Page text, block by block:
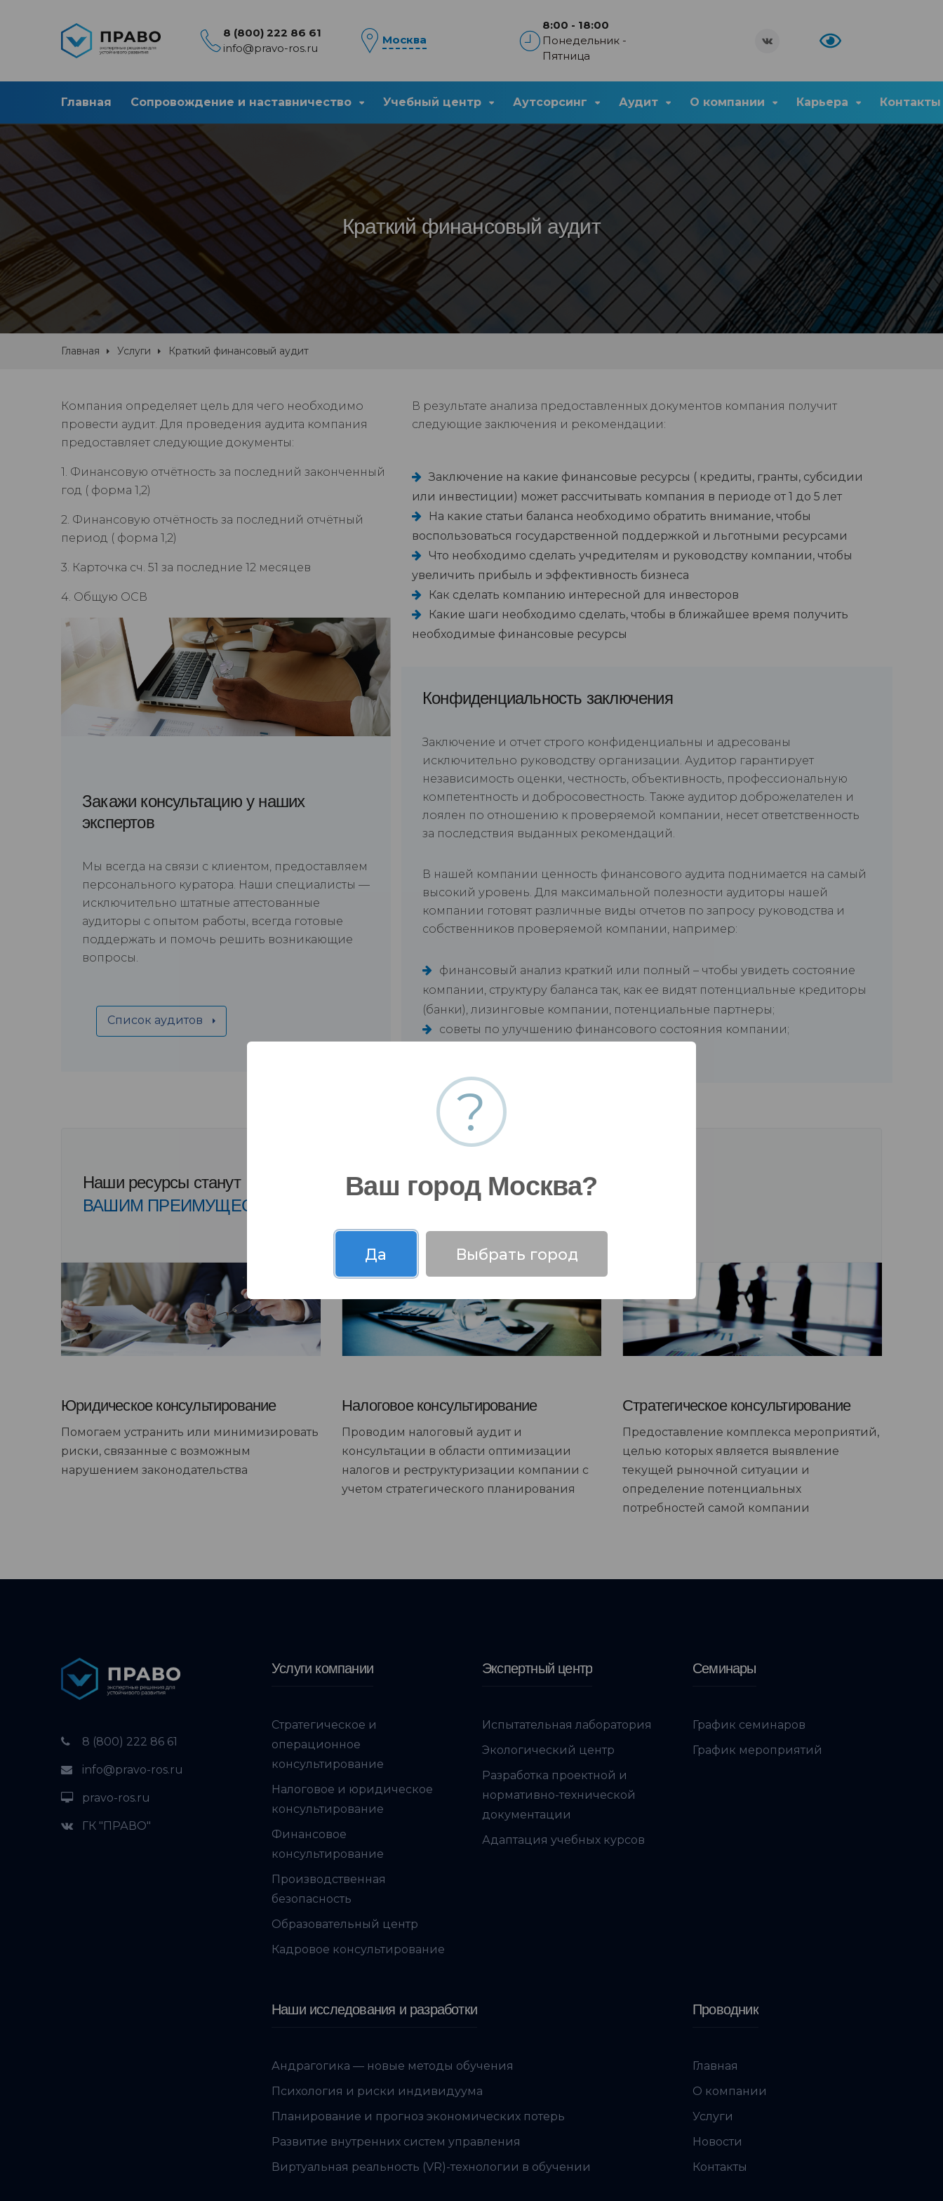
8 (800) 222 86 61
info@pravo-ros.ru
Москва
8:00 - 18:00
Понедельник -
Пятница
Главная Сопровождение и наставничество Учебный центр Аутсорсинг Аудит О компании Карьера Контакты
Краткий финансовый аудит
Главная Услуги Краткий финансовый аудит
Компания определяет цель для чего необходимо
провести аудит. Для проведения аудита компания
предоставляет следующие документы:
1. Финансовую отчётность за последний законченный
год ( форма 1,2)
2. Финансовую отчётность за последний отчётный
период ( форма 1,2)
3. Карточка сч. 51 за последние 12 месяцев
4. Общую ОСВ
Закажи консультацию у наших
экспертов
Мы всегда на связи с клиентом, предоставляем
персонального куратора. Наши специалисты —
исключительно штатные аттестованные
аудиторы с опытом работы, всегда готовые
поддержать и помочь решить возникающие
вопросы.
Список аудитов
В результате анализа предоставленных документов компания получит
следующие заключения и рекомендации:
Заключение на какие финансовые ресурсы ( кредиты, гранты, субсидии
или инвестиции) может рассчитывать компания в периоде от 1 до 5 лет
На какие статьи баланса необходимо обратить внимание, чтобы
воспользоваться государственной поддержкой и льготными ресурсами
Что необходимо сделать учредителям и руководству компании, чтобы
увеличить прибыль и эффективность бизнеса
Как сделать компанию интересной для инвесторов
Какие шаги необходимо сделать, чтобы в ближайшее время получить
необходимые финансовые ресурсы
Конфиденциальность заключения
Заключение и отчет строго конфиденциальны и адресованы
исключительно руководству организации. Аудитор гарантирует
независимость оценки, честность, объективность, профессиональную
компетентность и добросовестность. Также аудитор доброжелателен и
лоялен по отношению к проверяемой компании, несет ответственность
за последствия выданных рекомендаций.
В нашей компании ценность финансового аудита поднимается на самый
высокий уровень. Для максимальной полезности аудиторы нашей
компании готовят различные виды отчетов по запросу руководства и
собственников проверяемой компании, например:
финансовый анализ краткий или полный – чтобы увидеть состояние
компании, структуру баланса так, как ее видят потенциальные кредиторы
(банки), лизинговые компании, потенциальные партнеры;
советы по улучшению финансового состояния компании;
Наши ресурсы станут
ВАШИМ ПРЕИМУЩЕСТВОМ
Юридическое консультирование
Помогаем устранить или минимизировать
риски, связанные с возможным
нарушением законодательства
Налоговое консультирование
Проводим налоговый аудит и
консультации в области оптимизации
налогов и реструктуризации компании с
учетом стратегического планирования
Стратегическое консультирование
Предоставление комплекса мероприятий,
целью которых является выявление
текущей рыночной ситуации и
определение потенциальных
потребностей самой компании
8 (800) 222 86 61
info@pravo-ros.ru
pravo-ros.ru
ГК "ПРАВО"
Услуги компании
Стратегическое и
операционное
консультирование
Налоговое и юридическое
консультирование
Финансовое
консультирование
Производственная
безопасность
Образовательный центр
Кадровое консультирование
Экспертный центр
Испытательная лаборатория
Экологический центр
Разработка проектной и
нормативно-технической
документации
Адаптация учебных курсов
Семинары
График семинаров
График мероприятий
Наши исследования и разработки
Андрагогика — новые методы обучения
Психология и риски индивидуума
Планирование и прогноз экономических потерь
Развитие внутренних систем управления
Виртуальная реальность (VR)-технологии в обучении
Проводник
Главная
О компании
Услуги
Новости
Контакты
?
Ваш город Москва?
Да Выбрать город